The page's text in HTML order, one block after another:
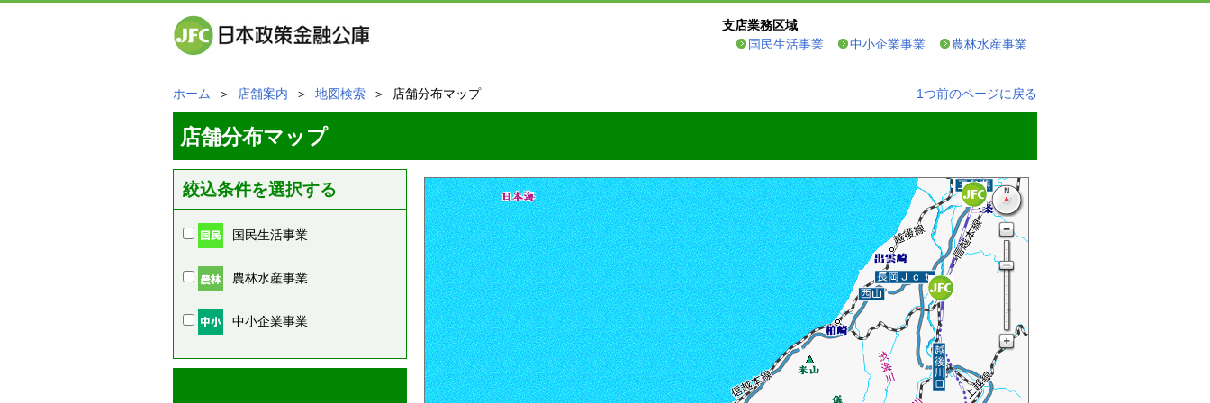
支店業務区域
国民生活事業
中小企業事業 農林水産事業
ホーム ＞ 店舗案内 ＞ 地図検索 ＞ 店舗分布マップ 1つ前のページに戻る
店舗分布マップ
絞込条件を選択する
国民生活事業
農林水産事業
中小企業事業